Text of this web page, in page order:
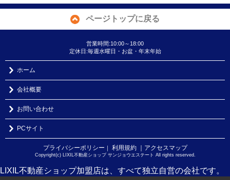
ページトップに戻る
営業時間:10:00～18:00
定休日:毎週水曜日・お盆・年末年始
ホーム
会社概要
お問い合わせ
PCサイト
プライバシーポリシー ｜ 利用規約 ｜アクセスマップ
Copyright(c) LIXIL不動産ショップ サンジョウエステート All rights reserved.
LIXIL不動産ショップ加盟店は、すべて独立自営の会社です。